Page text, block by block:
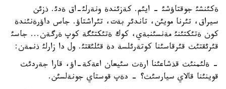
ةكئنشئ جوقتاؤشئ - ايئم. كةزئندة ونةرلئ-اق ةدئ. ذزئن
سيراق، تئرنا مويئن، تاندئر بةت، تئراشتاؤ. جاس داؤرةنئندة
كون ةتئكتئنئ مةنسئنبةي، كوك ةتئكتئگة كوپ ةرگةن... جاسئ
قئرئقتئث قئرقاسئنا كوتةرئلسة دة قئلئقتئ. ول دا زارلئ ذنمةن:
- ةلئمنئث قذشاعئنا ارةث سئيعان اعةكة-اؤ، قارا جةردئث
قوينئنا قالاي سيارسئث؟ - دةپ قوستاي جونةلسئن.